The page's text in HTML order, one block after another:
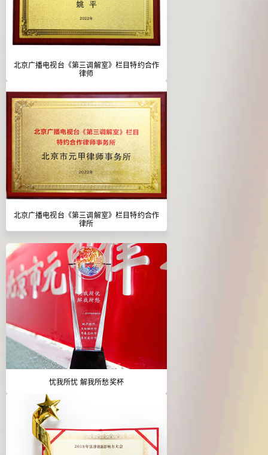
北京广播电视台《第三调解室》栏目特约合作
律师
北京广播电视台《第三调解室》栏目特约合作
律所
忧我所忧 解我所愁奖杯